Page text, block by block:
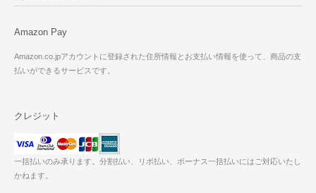
Amazon Pay
Amazon.co.jpアカウントに登録された住所情報とお支払い情報を使って、商品の支
払いができるサービスです。
クレジット
一括払いのみ承ります。分割払い、リボ払い、ボーナス一括払いにはご対応いたし
かねます。